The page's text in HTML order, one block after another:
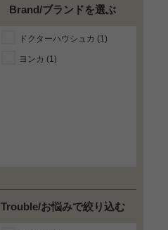
Brand/ブランドを選ぶ
ドクターハウシュカ (1)
ヨンカ (1)
Trouble/お悩みで絞り込む